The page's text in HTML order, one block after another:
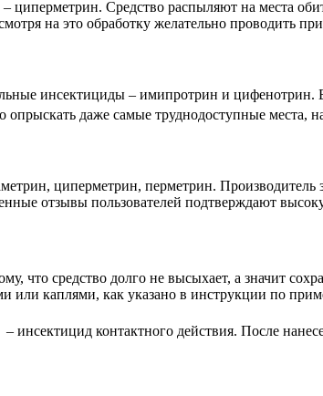
Средство распыляют на места
на это обработку желательно проводить
инсектициды – имипротрин и
даже самые труднодоступные места,
циперметрин, перметрин. Производитель
отзывы пользователей подтверждают
средство долго не высыхает, а значит
или каплями, как указано в инструкции по
контактного действия. После